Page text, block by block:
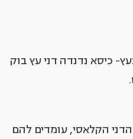
כיסא נדנדה דני עץ בוק
הקלאסי, עומדים להם